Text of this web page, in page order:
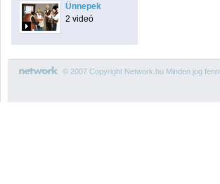
Ünnepek
2 videó
© 2007 Copyright Network.hu Minden jog